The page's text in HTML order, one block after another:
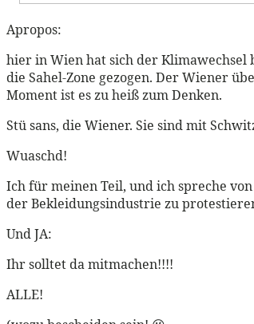
Apropos:
hier in Wien hat sich der Klimawechsel
die Sahel-Zone gezogen. Der Wiener
Moment ist es zu heiß zum Denken.
Stü sans, die Wiener. Sie sind mit
Wuaschd!
Ich für meinen Teil, und ich spreche
der Bekleidungsindustrie zu
Und JA:
Ihr solltet da mitmachen!!!!
ALLE!